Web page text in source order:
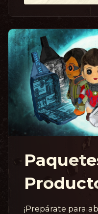
¡Prepárate para